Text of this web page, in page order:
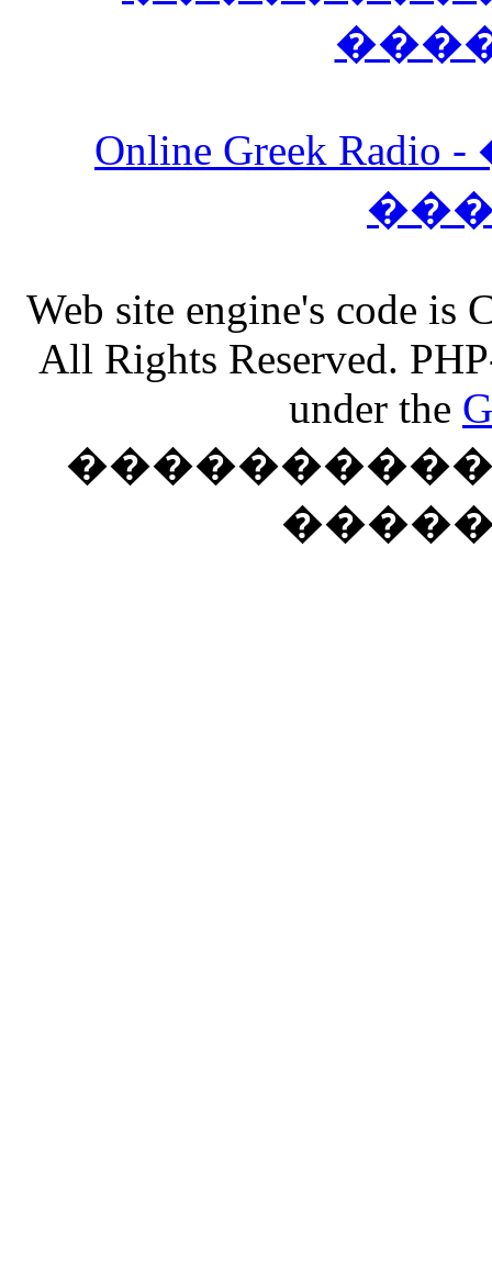
Online Greek
Web site engine's code
All Rights Reserved.
under the
����������